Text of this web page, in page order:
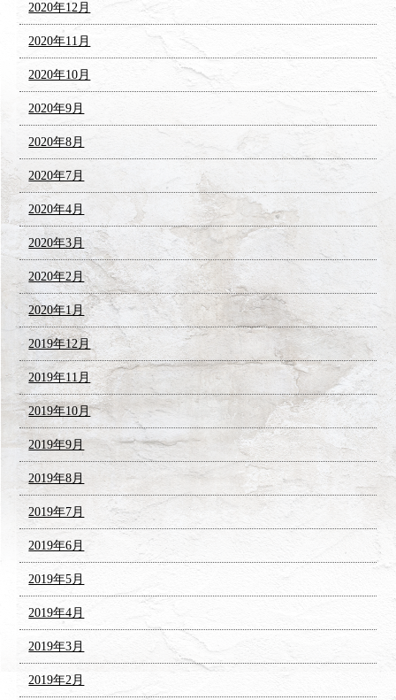
2020年12月
2020年11月
2020年10月
2020年9月
2020年8月
2020年7月
2020年4月
2020年3月
2020年2月
2020年1月
2019年12月
2019年11月
2019年10月
2019年9月
2019年8月
2019年7月
2019年6月
2019年5月
2019年4月
2019年3月
2019年2月